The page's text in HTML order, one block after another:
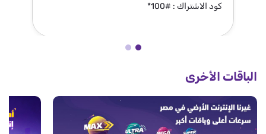
كود الاشتراك : #100*
الباقات الأخرى